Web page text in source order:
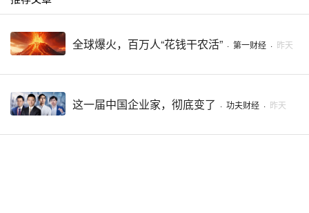
全球爆火，百万人“花钱干农活” · 第一财经 · 昨天
这一届中国企业家，彻底变了 · 功夫财经 · 昨天